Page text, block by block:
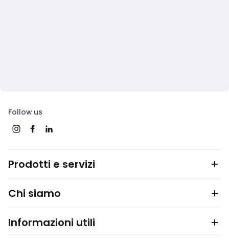
Follow us
Prodotti e servizi
Chi siamo
Informazioni utili